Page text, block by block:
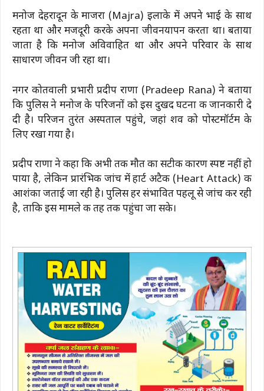
मनोज देहरादून के माजरा (Majra) इलाके में अपने भाई के साथ
रहता था और मजदूरी करके अपना जीवनयापन करता था। बताया
जाता है कि मनोज अविवाहित था और अपने परिवार के साथ
साधारण जीवन जी रहा था।
नगर कोतवाली प्रभारी प्रदीप राणा (Pradeep Rana) ने बताया
कि पुलिस ने मनोज के परिजनों को इस दुखद घटना की जानकारी दे
दी है। परिजन तुरंत अस्पताल पहुंचे, जहां शव को पोस्टमॉर्टम के
लिए रखा गया है।
प्रदीप राणा ने कहा कि अभी तक मौत का सटीक कारण स्पष्ट नहीं हो
पाया है, लेकिन प्रारंभिक जांच में हार्ट अटैक (Heart Attack) की
आशंका जताई जा रही है। पुलिस हर संभावित पहलू से जांच कर रही
है, ताकि इस मामले की तह तक पहुंचा जा सके।